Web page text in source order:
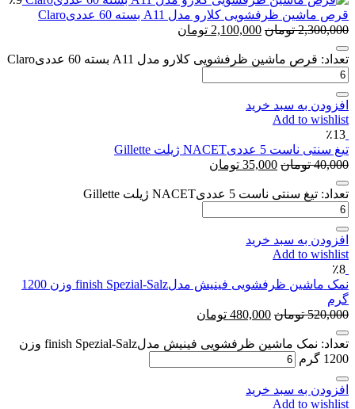
قرص ماشین ظرفشویی کلارو مدل A11 بسته 60 عددیClaro
2,300,000 تومان 2,100,000 تومان
تعداد: قرص ماشین ظرفشویی کلارو مدل A11 بسته 60 عددیClaro
افزودن به سبد خرید
Add to wishlist
٪13
تیغ سنتی ناست 5 عددیNACET ژیلت Gillette
40,000 تومان 35,000 تومان
تعداد: تیغ سنتی ناست 5 عددیNACET ژیلت Gillette
افزودن به سبد خرید
Add to wishlist
٪8
نمک ماشین ظرفشویی فینیش مدلfinish Spezial-Salz وزن 1200
گرم
520,000 تومان 480,000 تومان
تعداد: نمک ماشین ظرفشویی فینیش مدلfinish Spezial-Salz وزن
1200 گرم
افزودن به سبد خرید
Add to wishlist